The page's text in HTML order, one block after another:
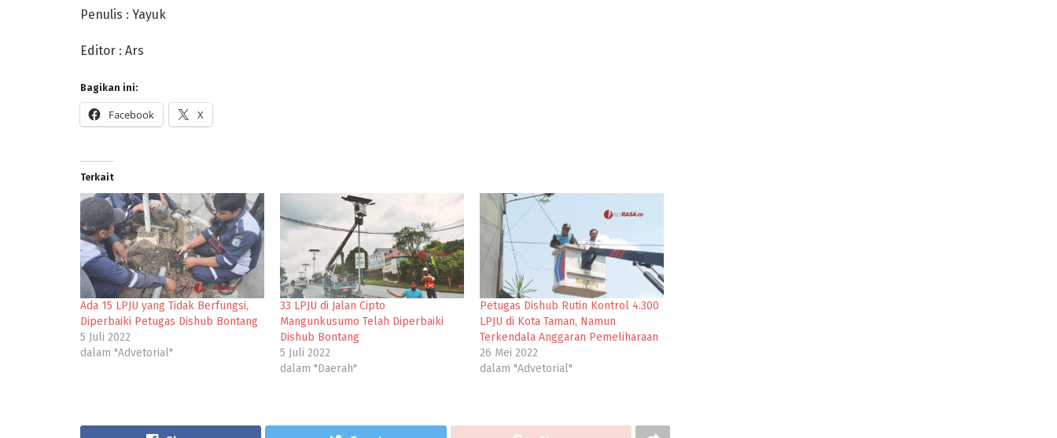
Penulis : Yayuk
Editor : Ars
Bagikan ini:
Facebook X
Terkait
Ada 15 LPJU yang Tidak Berfungsi,
Diperbaiki Petugas Dishub Bontang
5 Juli 2022
dalam "Advetorial"
33 LPJU di Jalan Cipto
Mangunkusumo Telah Diperbaiki
Dishub Bontang
5 Juli 2022
dalam "Daerah"
Petugas Dishub Rutin Kontrol 4.300
LPJU di Kota Taman, Namun
Terkendala Anggaran Pemeliharaan
26 Mei 2022
dalam "Advetorial"